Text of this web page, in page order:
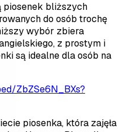
piosenek bliższych
do osób trochę
wybór zbiera
z prostym i
są idealne dla osób na
ZbZSe6N_BXs?
piosenka, która zajęła